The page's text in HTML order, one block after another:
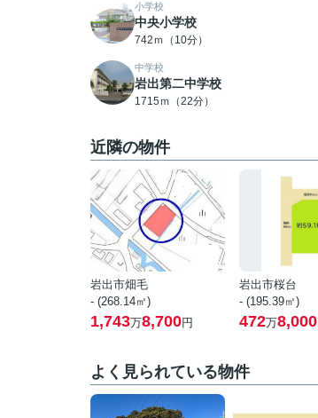
小学校
中央小学校
742ｍ（10分）
中学校
岩出第二中学校
1715ｍ（22分）
近隣の物件
岩出市畑毛
- (268.14㎡)
1,743万8,700円
岩出市桜台
- (195.39㎡)
472万8,000
よく見られている物件